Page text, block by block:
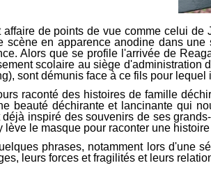
affaire de points de vue comme celui
scène en apparence anodine dans
Alors que se profile l'arrivée de
scolaire au siège
sont démunis face à ce fils pour
raconté des histoires de famille
beauté déchirante et lancinante qui
inspiré des souvenirs de ses
lève le masque pour raconter une
phrases, notamment lors d'une
leurs forces et fragilités et leurs